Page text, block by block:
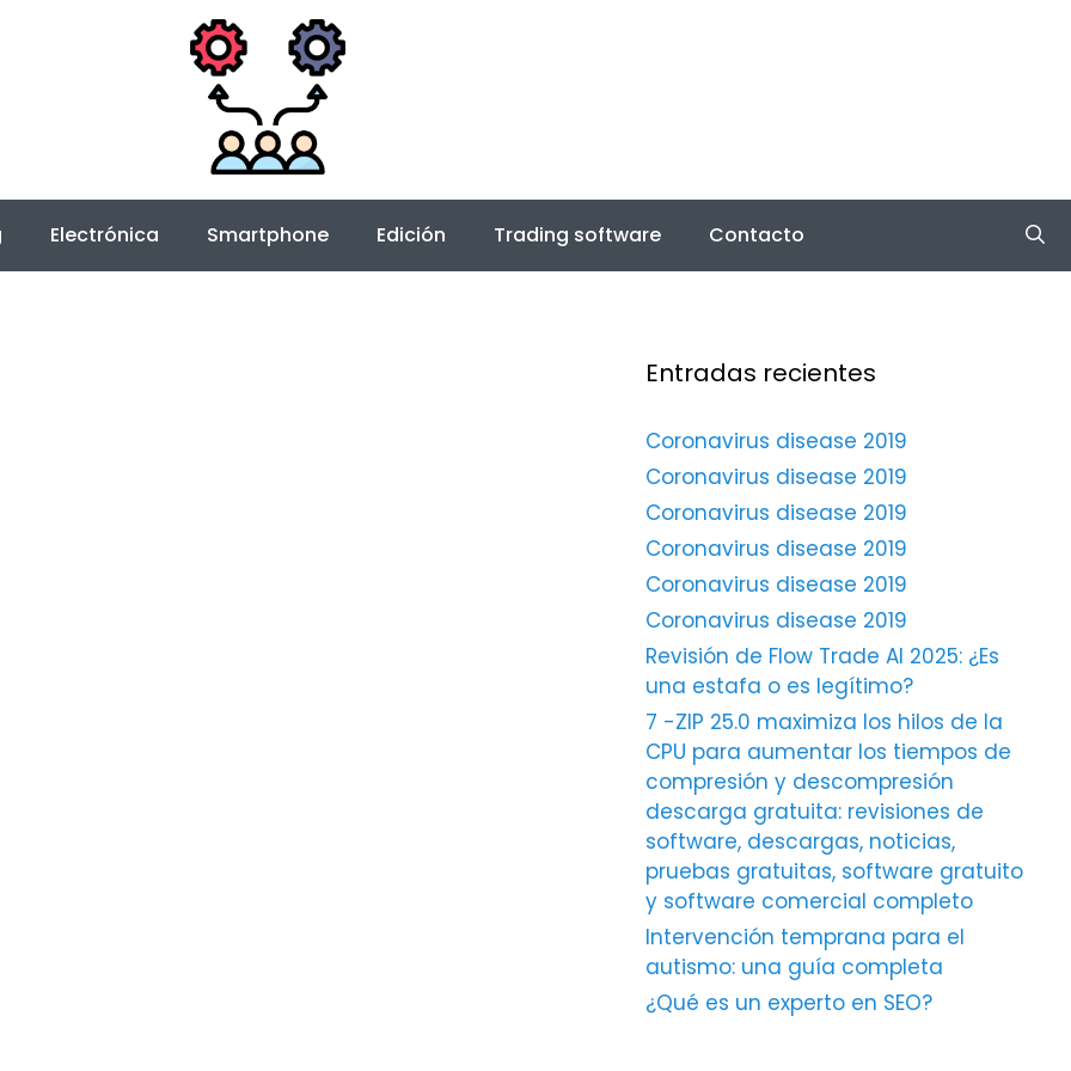
Electrónica Smartphone Edición Trading software Contacto
Entradas recientes
Coronavirus disease 2019
Coronavirus disease 2019
Coronavirus disease 2019
Coronavirus disease 2019
Coronavirus disease 2019
Coronavirus disease 2019
Revisión de Flow Trade AI 2025: ¿Es
una estafa o es legítimo?
7 -ZIP 25.0 maximiza los hilos de la
CPU para aumentar los tiempos de
compresión y descompresión
descarga gratuita: revisiones de
software, descargas, noticias,
pruebas gratuitas, software gratuito
y software comercial completo
Intervención temprana para el
autismo: una guía completa
¿Qué es un experto en SEO?